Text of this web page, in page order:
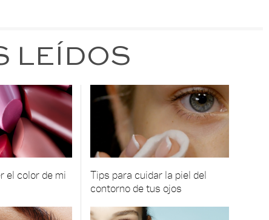
LEÍDOS
el color de mi
Tips para cuidar la piel del
contorno de tus ojos